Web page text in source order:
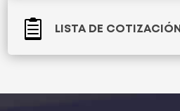
 LISTA DE COTIZACIÓN